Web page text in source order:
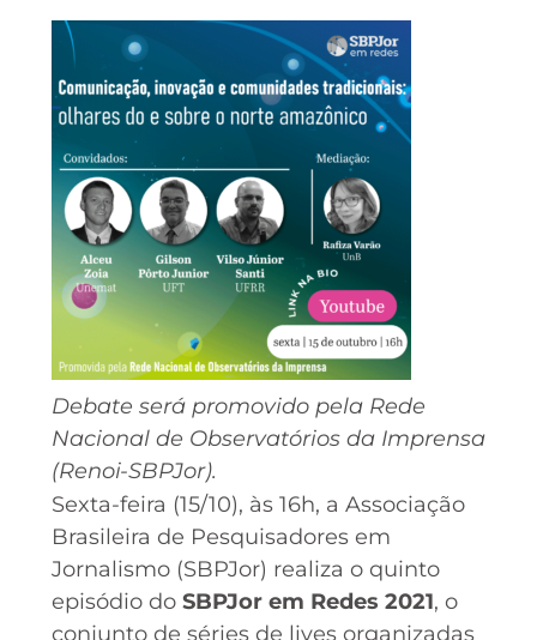
Debate será promovido pela Rede
Nacional de Observatórios da Imprensa
(Renoi-SBPJor).
Sexta-feira (15/10), às 16h, a Associação
Brasileira de Pesquisadores em
Jornalismo (SBPJor) realiza o quinto
episódio do SBPJor em Redes 2021, o
conjunto de séries de lives organizadas